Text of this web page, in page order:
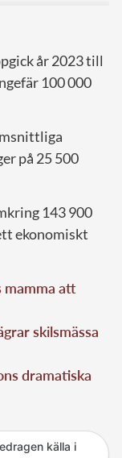
år 2023 till
100 000
på 25 500
143 900
ekonomiskt
att
skilsmässa
dramatiska
källa i